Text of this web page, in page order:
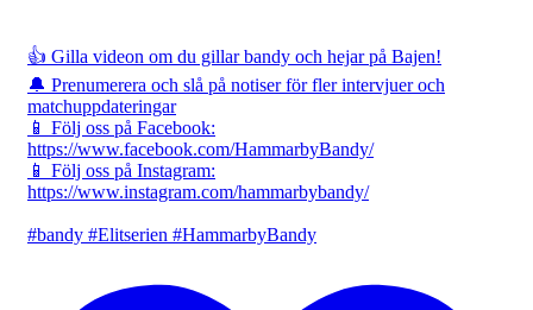
👍 Gilla videon om du gillar bandy och hejar på Bajen!
🔔 Prenumerera och slå på notiser för fler intervjuer och
matchuppdateringar
📱 Följ oss på Facebook:
https://www.facebook.com/HammarbyBandy/
📱 Följ oss på Instagram:
https://www.instagram.com/hammarbybandy/
#bandy #Elitserien #HammarbyBandy